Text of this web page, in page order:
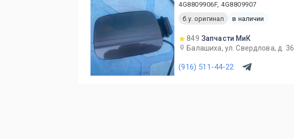
4G8809906F, 4G8809907
б.у. оригинал
в наличии
849 Запчасти МиК
Балашиха, ул. Свердлова, д. 36
(916) 511-44-22